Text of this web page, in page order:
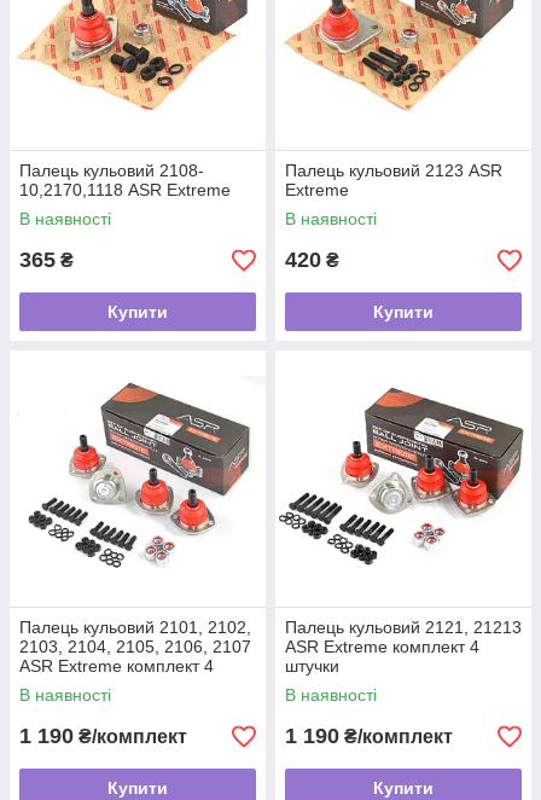
Палець кульовий 2108-
10,2170,1118 ASR Extreme
В наявності
365 ₴
Купити
Палець кульовий 2123 ASR
Extreme
В наявності
420 ₴
Купити
Палець кульовий 2101, 2102,
2103, 2104, 2105, 2106, 2107
ASR Extreme комплект 4
штуки
В наявності
1 190 ₴/комплект
Купити
Палець кульовий 2121, 21213
ASR Extreme комплект 4
штучки
В наявності
1 190 ₴/комплект
Купити